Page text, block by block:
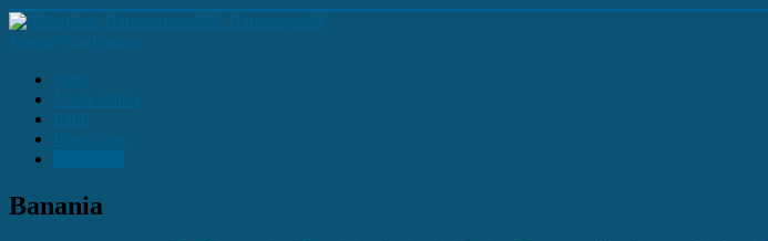
Toggle Navigation
Start
Nachrichten
Land
Regierung
Banania